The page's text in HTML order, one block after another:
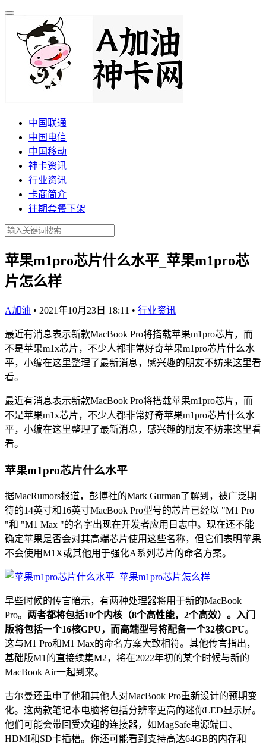
中国联通
中国电信
中国移动
神卡资讯
行业资讯
卡商简介
往期套餐下架
苹果m1pro芯片什么水平_苹果m1pro芯
片怎么样
A加油 • 2021年10月23日 18:11 • 行业资讯
最近有消息表示新款MacBook Pro将搭载苹果m1pro芯片，而
不是苹果m1x芯片，不少人都非常好奇苹果m1pro芯片什么水
平，小编在这里整理了最新消息，感兴趣的朋友不妨来这里看
看。
最近有消息表示新款MacBook Pro将搭载苹果m1pro芯片，而
不是苹果m1x芯片，不少人都非常好奇苹果m1pro芯片什么水
平，小编在这里整理了最新消息，感兴趣的朋友不妨来这里看
看。
苹果m1pro芯片什么水平
据MacRumors报道，彭博社的Mark Gurman了解到，被广泛期
待的14英寸和16英寸MacBook Pro型号的芯片已经以 "M1 Pro
"和 "M1 Max "的名字出现在开发者应用日志中。现在还不能
确定苹果是否会对其高端芯片使用这些名称，但它们表明苹果
不会使用M1X或其他用于强化A系列芯片的命名方案。
早些时候的传言暗示，有两种处理器将用于新的MacBook
Pro。 两者都将包括10个内核（8个高性能，2个高效）。入门
版将包括一个16核GPU，而高端型号将配备一个32核GPU。
这与M1 Pro和M1 Max的命名方案大致相符。其他传言指出，
基础版M1的直接续集M2，将在2022年初的某个时候与新的
MacBook Air一起到来。
古尔曼还重申了他和其他人对MacBook Pro重新设计的预期变
化。这两款笔记本电脑将包括分辨率更高的迷你LED显示屏。
他们可能会带回受欢迎的连接器，如MagSafe电源端口、
HDMI和SD卡插槽。你还可能看到支持高达64GB的内存和